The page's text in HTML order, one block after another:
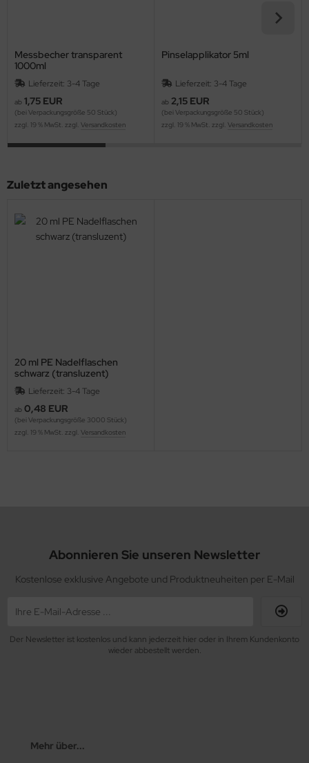
Messbecher transparent
1000ml
Lieferzeit: 3-4 Tage
ab 1,75 EUR
(bei Verpackungsgröße 50 Stück)
zzgl. 19 % MwSt. zzgl. Versandkosten
Pinselapplikator 5ml
Lieferzeit: 3-4 Tage
ab 2,15 EUR
(bei Verpackungsgröße 50 Stück)
zzgl. 19 % MwSt. zzgl. Versandkosten
Zuletzt angesehen
20 ml PE Nadelflaschen
schwarz (transluzent)
Lieferzeit: 3-4 Tage
ab 0,48 EUR
(bei Verpackungsgröße 3000 Stück)
zzgl. 19 % MwSt. zzgl. Versandkosten
Abonnieren Sie unseren Newsletter
Kostenlose exklusive Angebote und Produktneuheiten per E-Mail
Der Newsletter ist kostenlos und kann jederzeit hier oder in Ihrem Kundenkonto
wieder abbestellt werden.
Mehr über...